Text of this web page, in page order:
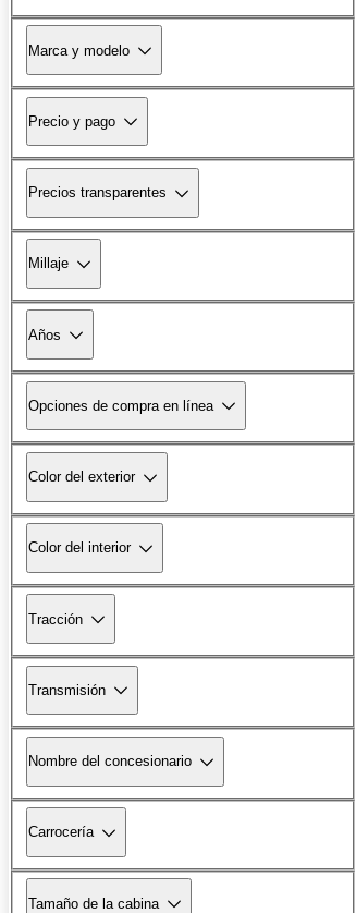
Marca y modelo
Precio y pago
Precios transparentes
Millaje
Años
Opciones de compra en línea
Color del exterior
Color del interior
Tracción
Transmisión
Nombre del concesionario
Carrocería
Tamaño de la cabina